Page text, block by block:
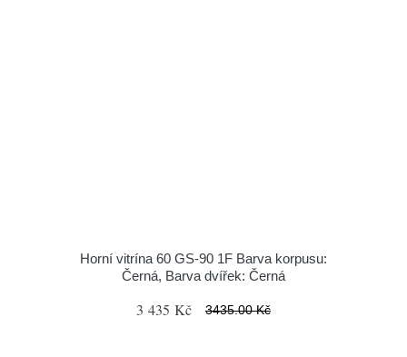
Horní vitrína 60 GS-90 1F Barva korpusu:
Černá, Barva dvířek: Černá
3 435 Kč 3435.00 Kč